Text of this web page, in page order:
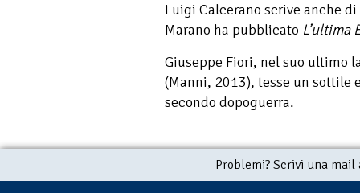
Luigi Calcerano scrive anche
Marano ha pubblicato L’ultima
Giuseppe Fiori, nel suo ultimo
(Manni, 2013), tesse un sottile
secondo dopoguerra.
Problemi? Scrivi una